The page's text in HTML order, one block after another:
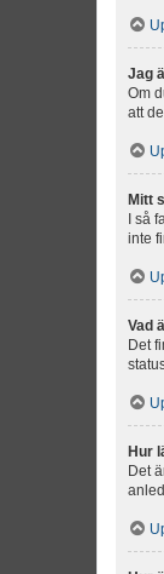
Jag
Om
att
Mitt
I så
inte
Vad
Det
Hur
Det